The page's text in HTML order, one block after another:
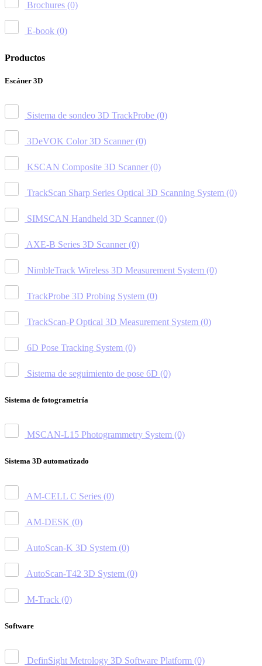
Brochures (0)
E-book (0)
Productos
Escáner 3D
Sistema de sondeo 3D TrackProbe (0)
3DeVOK Color 3D Scanner (0)
KSCAN Composite 3D Scanner (0)
TrackScan Sharp Series Optical 3D Scanning System (0)
SIMSCAN Handheld 3D Scanner (0)
AXE-B Series 3D Scanner (0)
NimbleTrack Wireless 3D Measurement System (0)
TrackProbe 3D Probing System (0)
TrackScan-P Optical 3D Measurement System (0)
6D Pose Tracking System (0)
Sistema de seguimiento de pose 6D (0)
Sistema de fotogrametría
MSCAN-L15 Photogrammetry System (0)
Sistema 3D automatizado
AM-CELL C Series (0)
AM-DESK (0)
AutoScan-K 3D System (0)
AutoScan-T42 3D System (0)
M-Track (0)
Software
DefinSight Metrology 3D Software Platform (0)